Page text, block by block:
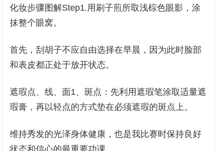
化妆步骤图解Step1.用刷子煎所取浅棕色眼影，涂
抹整个眼窝。
首先，刮胡子不应自由选择在早晨，因为此时脸部
和表皮都正处于放开状态。
遮瑕点、线、面1、斑点：先利用遮瑕笔涂取适量遮
瑕膏，再以轻点的方式垫在必须遮瑕的斑点上。
维持秀发的光泽身体健康，也是我比赛时保持良好
状态和信心的最重要功课。